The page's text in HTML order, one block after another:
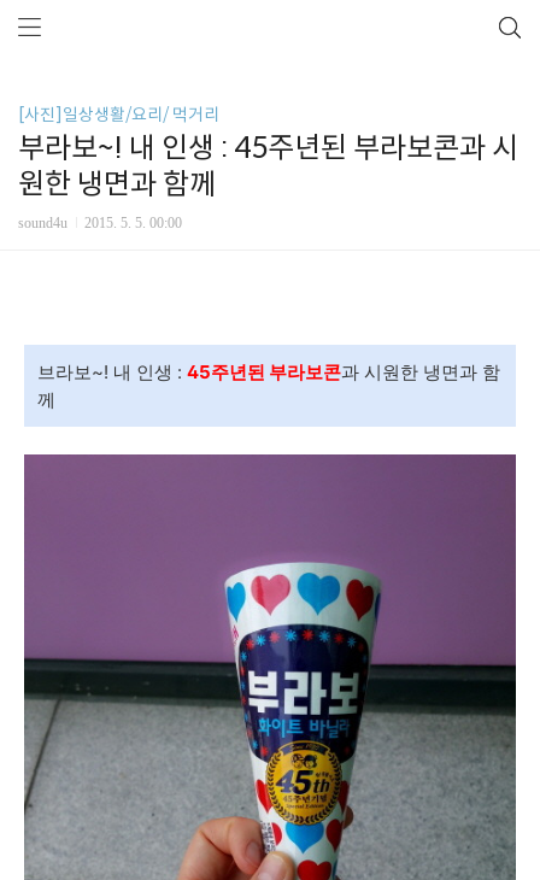
[사진]일상생활/요리/ 먹거리
부라보~! 내 인생 : 45주년된 부라보콘과 시
원한 냉면과 함께
sound4u 2015. 5. 5. 00:00
브라보~! 내 인생 : 45주년된 부라보콘과 시원한 냉면과 함
께